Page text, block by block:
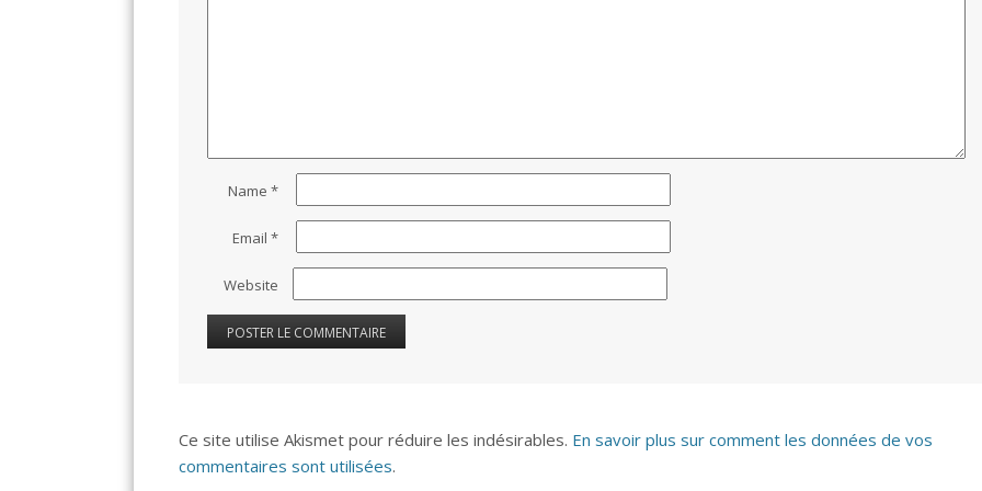
Name*
Email*
Website
Ce site utilise Akismet pour réduire les indésirables. En savoir plus sur comment les données de vos
commentaires sont utilisées.